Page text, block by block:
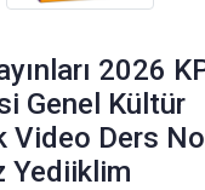
2026
Genel Kültür
Video Ders
Yediiklim